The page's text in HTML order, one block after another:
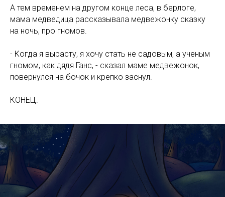
А тем временем на другом конце леса, в берлоге,
мама медведица рассказывала медвежонку сказку
на ночь, про гномов.
- Когда я вырасту, я хочу стать не садовым, а ученым
гномом, как дядя Ганс, - сказал маме медвежонок,
повернулся на бочок и крепко заснул.
КОНЕЦ.